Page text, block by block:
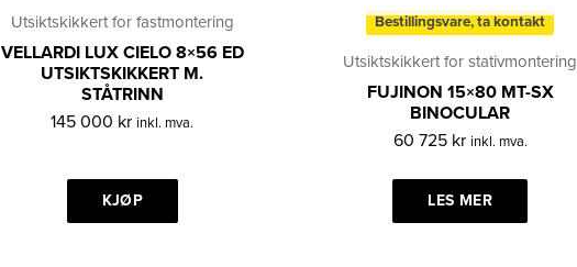
Utsiktskikkert for fastmontering
VELLARDI LUX CIELO 8×56 ED
UTSIKTSKIKKERT M.
STÅTRINN
145 000 kr inkl. mva.
KJØP
Bestillingsvare, ta kontakt
Utsiktskikkert for stativmontering
FUJINON 15×80 MT-SX
BINOCULAR
60 725 kr inkl. mva.
LES MER